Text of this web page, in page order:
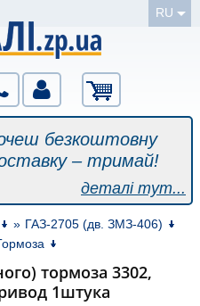
RU
безкоштовну
– тримай!
деталі тут...
» ГАЗ-2705 (дв. ЗМЗ-406)
тормоза 3302,
1штука